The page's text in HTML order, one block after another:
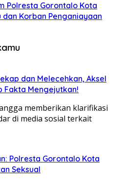
Polresta Gorontalo Kota
Korban Penganiayaan
dan Melecehkan, Aksel
Fakta Mengejutkan!
memberikan klarifikasi
di media sosial terkait
Polresta Gorontalo Kota
Seksual